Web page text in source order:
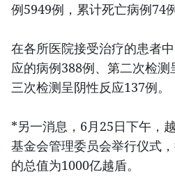
例5949例，累计死亡病例74例
在各所医院接受治疗的患者
应的病例388例、第二次检
三次检测呈阴性反应137例。
*另一消息，6月25日下午，
基金会管理委员会举行仪式
的总值为1000亿越盾。